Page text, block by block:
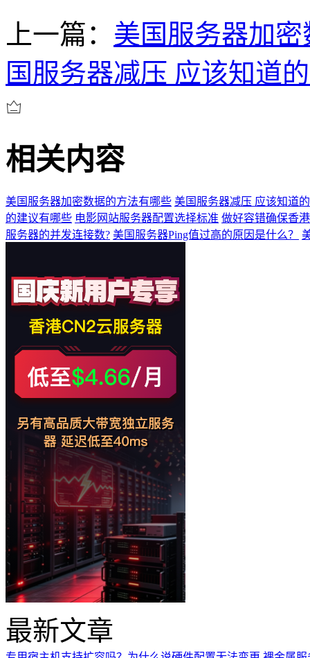
上一篇： 美国服务器加
国服务器减压 应该知道
相关内容
美国服务器加密数据的方法有哪些 美国服务器减压 应该知道
的建议有哪些 电影网站服务器配置选择标准 做好容错确保香
服务器的并发连接数? 美国服务器Ping值过高的原因是什么？
最新文章